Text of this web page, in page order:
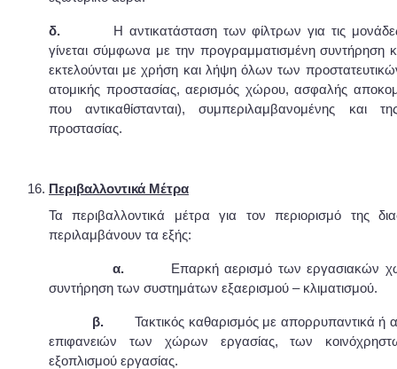
δ. Η αντικατάσταση των φίλτρων για τις μονάδες
γίνεται σύμφωνα με την προγραμματισμένη συντήρηση
εκτελούνται με χρήση και λήψη όλων των
ατομικής προστασίας, αερισμός χώρου, ασφαλής
που αντικαθίστανται), συμπεριλαμβανομένης και
προστασίας.
Περιβαλλοντικά Μέτρα
Τα περιβαλλοντικά μέτρα για τον περιορισμό της
περιλαμβάνουν τα εξής:
α. Επαρκή αερισμό των εργασιακών
συντήρηση των συστημάτων εξαερισμού – κλιματισμού.
β.Τακτικός καθαρισμός με απορρυπαντικά ή
επιφανειών των χώρων εργασίας, των
εξοπλισμού εργασίας.